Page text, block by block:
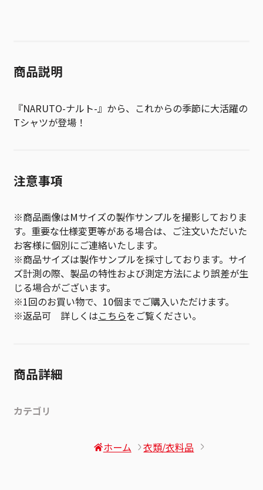
商品説明
『NARUTO-ナルト-』から、これからの季節に大活躍の
Tシャツが登場！
注意事項
※商品画像はMサイズの製作サンプルを撮影しておりま
す。重要な仕様変更等がある場合は、ご注文いただいた
お客様に個別にご連絡いたします。
※商品サイズは製作サンプルを採寸しております。サイ
ズ計測の際、製品の特性および測定方法により誤差が生
じる場合がございます。
※1回のお買い物で、10個までご購入いただけます。
※返品可 詳しくはこちらをご覧ください。
商品詳細
カテゴリ
ホーム 衣類/衣料品